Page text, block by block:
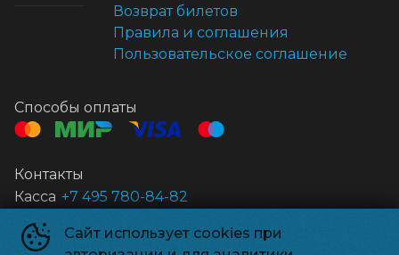
Сайт использует cookies при
Возврат билетов
Правила и соглашения
Пользовательское соглашение
Способы оплаты
Контакты
Касса +7 495 780-84-82
Нивада 3D ©2020- 2026